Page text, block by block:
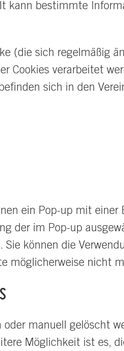
kann bestimmte
(die sich regelmäßig
Cookies verarbeitet
sich in den
ein Pop-up mit einer
der im Pop-up
können die
möglicherweise nicht
manuell gelöscht
Möglichkeit ist es,